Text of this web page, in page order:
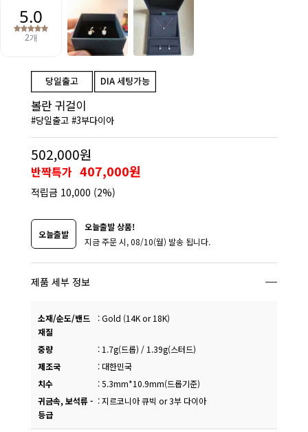
볼란 귀걸이
#당일출고 #3부다이아
502,000원
반짝특가 407,000원
적립금 10,000 (2%)
오늘출발
오늘출발 상품!
지금 주문 시, 08/10(월) 발송 됩니다.
제품 세부 정보
소재/순도/밴드
재질
:Gold (14K or 18K)
중량 : 1.7g(드롭) / 1.39g(스터드)
제조국
: 대한민국
치수
:5.3mm*10.9mm(드롭기준)
귀금속, 보석류 -
등급
:지르코니아 큐빅 or 3부 다이아